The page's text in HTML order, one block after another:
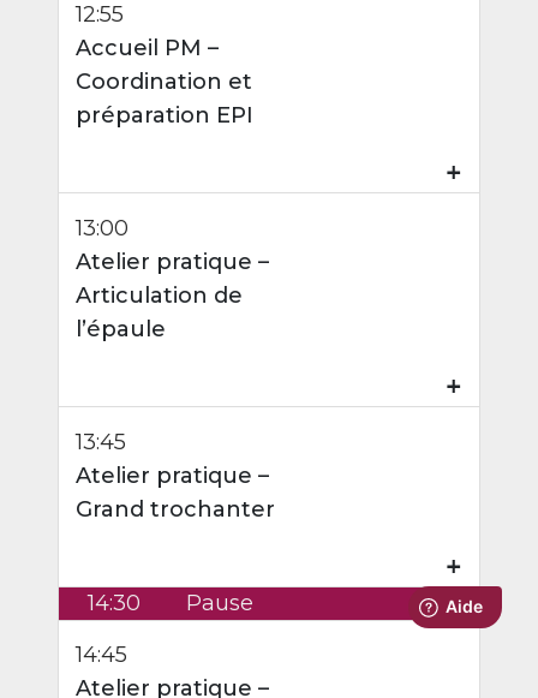
12:55
Accueil PM –
Coordination et
préparation EPI
₊
13:00
Atelier pratique –
Articulation de
l’épaule
₊
13:45
Atelier pratique –
Grand trochanter
₊
14:30
Pause
14:45
Atelier pratique –